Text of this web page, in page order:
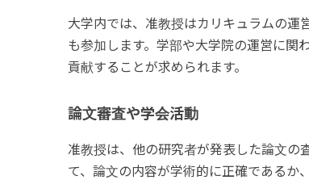
大学内では、准教授はカリキュラムの運
も参加します。学部や大学院の運営に関
貢献することが求められます。
論文審査や学会活動
准教授は、他の研究者が発表した論文の
て、論文の内容が学術的に正確であるか